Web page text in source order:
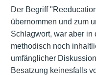
Der Begriff
übernommen und zum
Schlagwort, war aber
methodisch noch
umfänglicher
Besatzung keinesfalls